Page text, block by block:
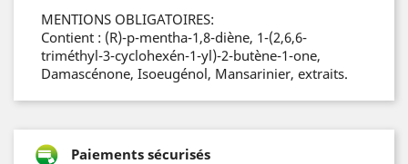
MENTIONS OBLIGATOIRES:
Contient : (R)-p-mentha-1,8-diène, 1-(2,6,6-
triméthyl-3-cyclohexén-1-yl)-2-butène-1-one,
Damascénone, Isoeugénol, Mansarinier, extraits.
Paiements sécurisés